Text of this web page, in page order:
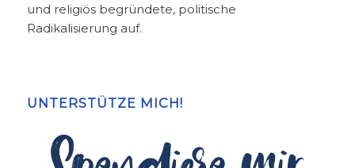
und religiös begründete, politische
Radikalisierung auf.
UNTERSTÜTZE MICH!